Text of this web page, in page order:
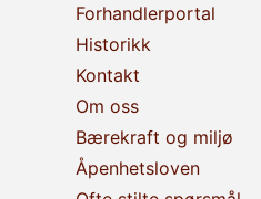
Forhandlerportal
Historikk
Kontakt
Om oss
Bærekraft og miljø
Åpenhetsloven